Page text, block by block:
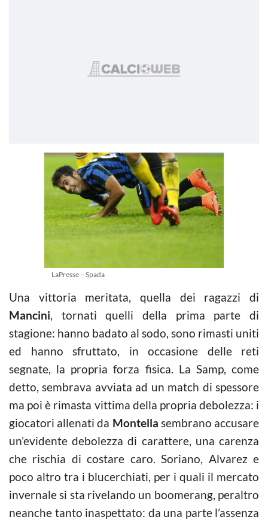
LaPresse – Spada
Una vittoria meritata, quella dei ragazzi di
Mancini, tornati quelli della prima parte di
stagione: hanno badato al sodo, sono rimasti uniti
ed hanno sfruttato, in occasione delle reti
segnate, la propria forza fisica. La Samp, come
detto, sembrava avviata ad un match di spessore
ma poi è rimasta vittima della propria debolezza: i
giocatori allenati da Montella sembrano accusare
un’evidente debolezza di carattere, una carenza
che rischia di costare caro. Soriano, Alvarez e
poco altro tra i blucerchiati, per i quali il mercato
invernale si sta rivelando un boomerang, peraltro
neanche tanto inaspettato: da una parte l’assenza